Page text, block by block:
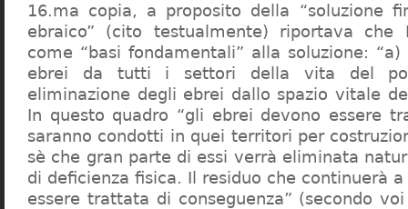
16.ma copia, a proposito della “soluzione
ebraico” (cito testualmente) riportava che
come “basi fondamentali” alla soluzione:
ebrei da tutti i settori della vita del
eliminazione degli ebrei dallo spazio vitale
In questo quadro “gli ebrei devono essere
saranno condotti in quei territori per
sè che gran parte di essi verrà eliminata
di deficienza fisica. Il residuo che continuerà
essere trattata di conseguenza” (secondo